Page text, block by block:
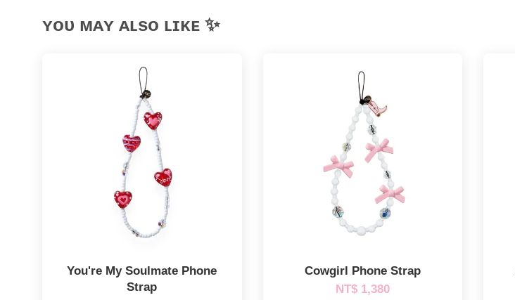
ʏᴏᴜ ᴍᴀʏ ᴀʟsᴏ ʟɪᴋᴇ ✨
You're My Soulmate Phone
Strap
Cowgirl Phone Strap
NT$ 1,380